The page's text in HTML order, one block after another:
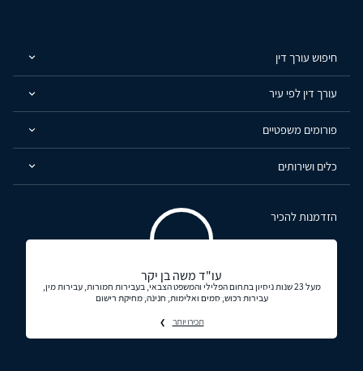
חיפוש עורך דין
עורך דין לפי עיר
פורומים משפטיים
כלים ושירותים
הזדמנות להכיר
עו"ד משה בן יקר
מעל 23 שנות ניסיון בתחום הפלילי והמשפט הצבאי, בעבירות חמורות, עבירות מין,
עבירות רכוש, סמים ואלימות, חנינה, מחיקת רישום
תכירו יותר